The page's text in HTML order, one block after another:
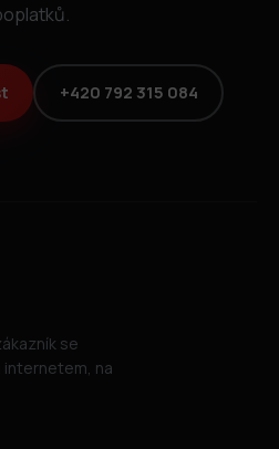
+420 792 315 084
se
internetem, na